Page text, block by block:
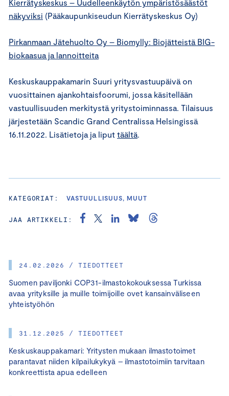
24.02.2026 / TIEDOTTEET
Suomen paviljonki COP31-ilmastokokouksessa Turkissa
avaa yrityksille ja muille toimijoille ovet kansainväliseen
yhteistyöhön
31.12.2025 / TIEDOTTEET
Keskuskauppakamari: Yritysten mukaan ilmastotoimet
parantavat niiden kilpailukykyä – ilmastotoimiin tarvitaan
konkreettista apua edelleen
Kierrätyskeskus – Uudelleenkäytön ympäristösäästöt
näkyviksi (Pääkaupunkiseudun Kierrätyskeskus Oy)
Pirkanmaan Jätehuolto Oy – Biomylly: Biojätteistä BIG-
biokaasua ja lannoitteita
Keskuskauppakamarin Suuri yritysvastuupäivä on
vuosittainen ajankohtaisfoorumi, jossa käsitellään
vastuullisuuden merkitystä yritystoiminnassa. Tilaisuus
järjestetään Scandic Grand Centralissa Helsingissä
16.11.2022. Lisätietoja ja liput täältä.
KATEGORIAT: VASTUULLISUUS, MUUT
JAA ARTIKKELI: